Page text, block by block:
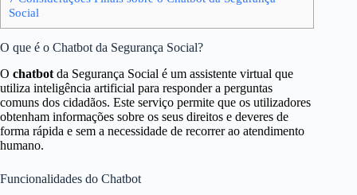
Social
O que é o Chatbot da Segurança Social?
O chatbot da Segurança Social é um assistente virtual que
utiliza inteligência artificial para responder a perguntas
comuns dos cidadãos. Este serviço permite que os utilizadores
obtenham informações sobre os seus direitos e deveres de
forma rápida e sem a necessidade de recorrer ao atendimento
humano.
Funcionalidades do Chatbot